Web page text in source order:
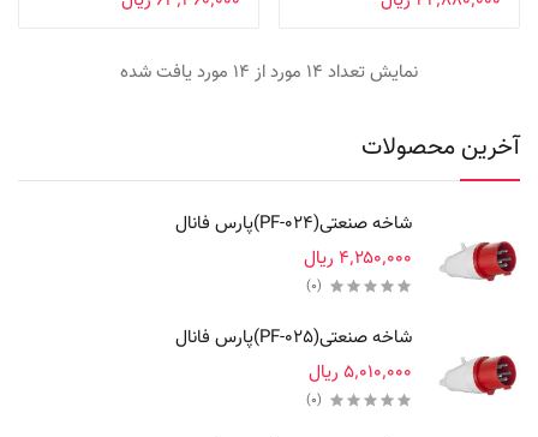
آخرین محصولات
شاخه صنعتی(PF-024)پارس فانال
‎ ۴٬۲۵۰٬۰۰۰ریال
(0)
شاخه صنعتی(PF-025)پارس فانال
‎ ۵٬۰۱۰٬۰۰۰ریال
(0)
نمایش تعداد 14 مورد از 14 مورد یافت شده